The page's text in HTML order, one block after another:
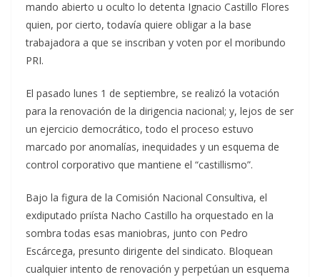
mando abierto u oculto lo detenta Ignacio Castillo Flores
quien, por cierto, todavía quiere obligar a la base
trabajadora a que se inscriban y voten por el moribundo
PRI.
El pasado lunes 1 de septiembre, se realizó la votación
para la renovación de la dirigencia nacional; y, lejos de ser
un ejercicio democrático, todo el proceso estuvo
marcado por anomalías, inequidades y un esquema de
control corporativo que mantiene el “castillismo”.
Bajo la figura de la Comisión Nacional Consultiva, el
exdiputado priísta Nacho Castillo ha orquestado en la
sombra todas esas maniobras, junto con Pedro
Escárcega, presunto dirigente del sindicato. Bloquean
cualquier intento de renovación y perpetúan un esquema